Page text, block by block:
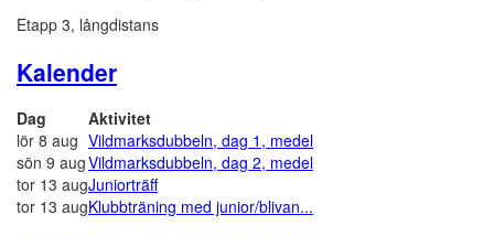
Etapp 3, långdistans
Kalender
Dag
Aktivitet
lör 8 aug Vildmarksdubbeln, dag 1, medel
sön 9 augVildmarksdubbeln, dag 2, medel
tor 13 augJuniorträff
tor 13 augKlubbträning med junior/blivan...